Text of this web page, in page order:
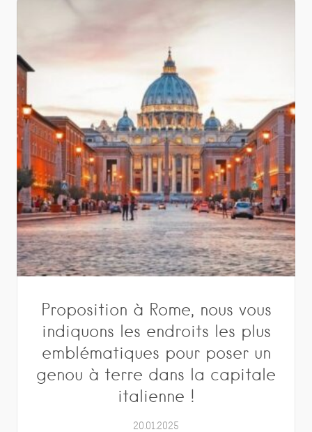
Proposition à Rome, nous vous
indiquons les endroits les plus
emblématiques pour poser un
genou à terre dans la capitale
italienne !
20.01.2025